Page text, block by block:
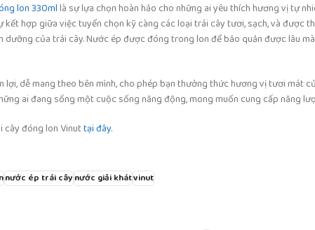
lon 330mllà sự lựa chọn hoàn hảo cho những ai yêu thích hương vị tự
kết hợp giữa việc tuyển chọn kỹ càng các loại trái cây tươi, sạch, và được
của trái cây. Nước ép được đóng trong lon để bảo quản được lâu
dễ mang theo bên mình, cho phép bạn thưởng thức hương vị tươi mát
ai đang sống một cuộc sống năng động, mong muốn cung cấp năng
cây đóng lon Vinuttại đây.
nước ép trái câynước giải khátvinut